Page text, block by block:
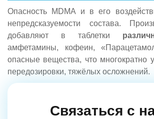
Опасность MDMA и в его
непредсказуемости состава.
добавляют в таблетки
амфетамины, кофеин,
опасные вещества, что многократно
передозировки, тяжёлых осложнений.
Связаться с